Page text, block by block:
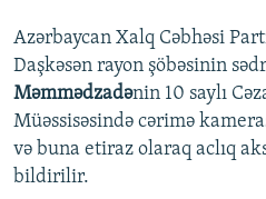
Auto 240p
720p
Azərbaycan Xalq Cəbhəsi
Daşkəsən rayon şöbəsinin
Məmmədzadənin 10 saylı
Müəssisəsində cərimə
və buna etiraz olaraq aclıq
bildirilir.